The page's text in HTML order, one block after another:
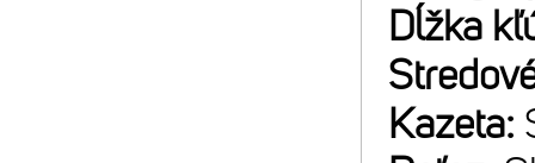
Dĺžka
Kazeta: